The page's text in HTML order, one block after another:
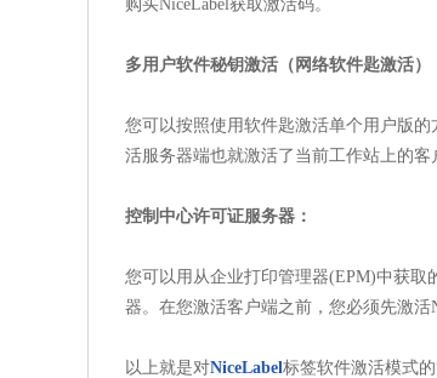
购买NiceLabel获取激活码。
多用户软件秘钥激活（网络软件匙激活）
您可以按照使用软件匙激活单个用户版
活服务器端也就激活了当前工作站上的
控制中心许可证服务器：
您可以用从企业打印管理器(EPM)中获取
器。在您激活客户端之前，您必须先激活
以上就是对NiceLabel标签软件激活模式